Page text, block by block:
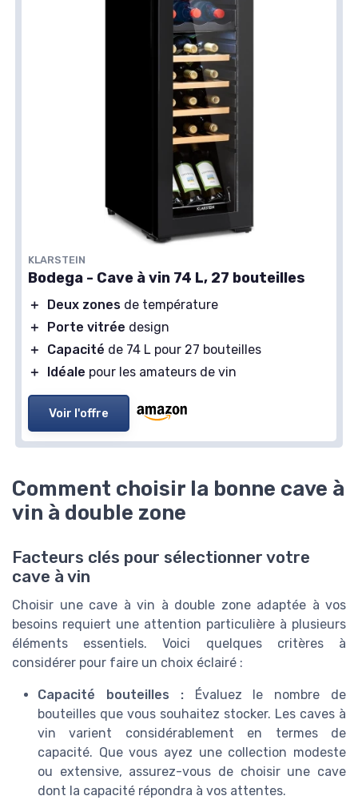
KLARSTEIN
Bodega - Cave à vin 74 L, 27 bouteilles
＋ Deux zones de température
＋
Porte vitrée design
＋
Capacité de 74 L pour 27 bouteilles
＋
Idéale pour les amateurs de vin
Voir l'offre
Comment choisir la bonne cave à
vin à double zone
Facteurs clés pour sélectionner votre
cave à vin
Choisir une cave à vin à double zone adaptée à vos
besoins requiert une attention particulière à plusieurs
éléments essentiels. Voici quelques critères à
considérer pour faire un choix éclairé :
Capacité bouteilles :Évaluez le nombre de
bouteilles que vous souhaitez stocker. Les caves à
vin varient considérablement en termes de
capacité. Que vous ayez une collection modeste
ou extensive, assurez-vous de choisir une cave
dont la capacité répondra à vos attentes.